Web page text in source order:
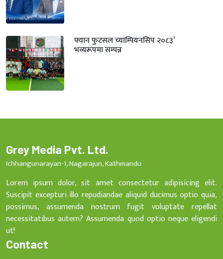
फ्यान फुटसल च्याम्पियनसिप २०८३’
भव्यरूपमा सम्पन्न
Grey Media Pvt. Ltd.
Ichhangunarayan-1, Nagarajun, Kathmandu
Lorem ipsum dolor, sit amet consectetur adipisicing elit.
Suscipit excepturi illo repudiandae aliquid ducimus optio quia,
possimus, assumenda nostrum fugit voluptate repellat
necessitatibus autem? Assumenda quod optio neque eligendi
ut!
Contact